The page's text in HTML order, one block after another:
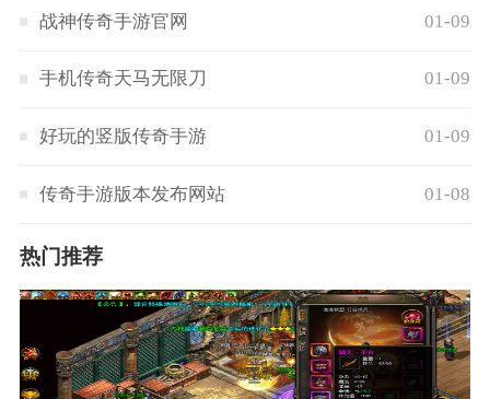
战神传奇手游官网 01-09
手机传奇天马无限刀 01-09
好玩的竖版传奇手游 01-09
传奇手游版本发布网站 01-08
热门推荐